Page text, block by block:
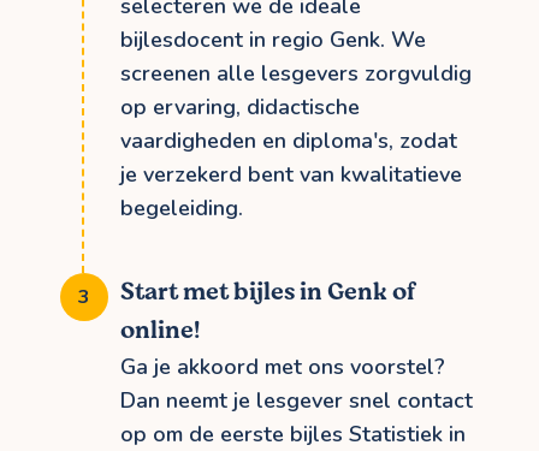
selecteren we de ideale
bijlesdocent in regio Genk. We
screenen alle lesgevers zorgvuldig
op ervaring, didactische
vaardigheden en diploma's, zodat
je verzekerd bent van kwalitatieve
begeleiding.
Start met bijles in Genk of
online!
Ga je akkoord met ons voorstel?
Dan neemt je lesgever snel contact
op om de eerste bijles Statistiek in